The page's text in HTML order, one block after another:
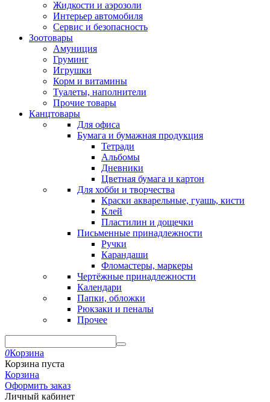
Жидкости и аэрозоли
Интерьер автомобиля
Сервис и безопасность
Зоотовары
Амуниция
Груминг
Игрушки
Корм и витамины
Туалеты, наполнители
Прочие товары
Канцтовары
Для офиса
Бумага и бумажная продукция
Тетради
Альбомы
Дневники
Цветная бумага и картон
Для хобби и творчества
Краски акварельные, гуашь, кисти
Клей
Пластилин и дощечки
Письменные принадлежности
Ручки
Карандаши
Фломастеры, маркеры
Чертёжные принадлежности
Календари
Папки, обложки
Рюкзаки и пеналы
Прочее
0Корзина
Корзина пуста
Корзина
Оформить заказ
Личный кабинет